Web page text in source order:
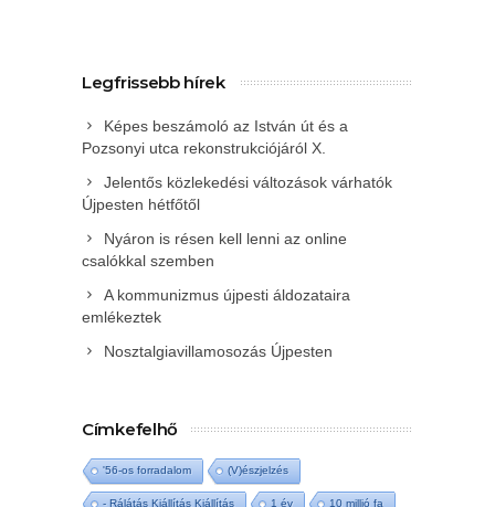
Legfrissebb hírek
Képes beszámoló az István út és a
Pozsonyi utca rekonstrukciójáról X.
Jelentős közlekedési változások várhatók
Újpesten hétfőtől
Nyáron is résen kell lenni az online
csalókkal szemben
A kommunizmus újpesti áldozataira
emlékeztek
Nosztalgiavillamosozás Újpesten
Címkefelhő
'56-os forradalom (V)észjelzés
- Rálátás Kiállítás Kiállítás 1 év 10 millió fa